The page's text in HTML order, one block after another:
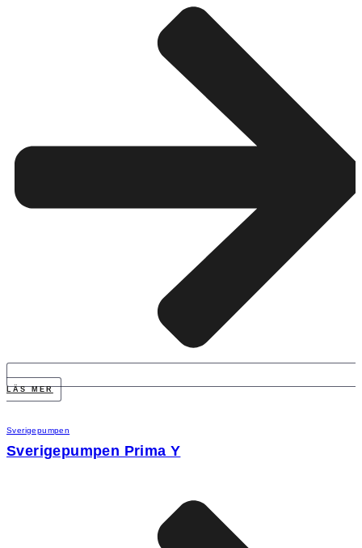
LÄS MER
Sverigepumpen
Sverigepumpen Prima Y